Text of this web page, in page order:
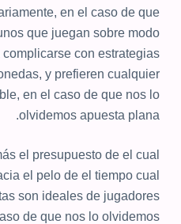
en el caso de que
que juegan sobre modo
con estrategias
y prefieren cualquier
en el caso de que nos lo
olvidemos apuesta plana.
el presupuesto de el cual
el pelo de el tiempo cual
son ideales de jugadores
de que nos lo olvidemos